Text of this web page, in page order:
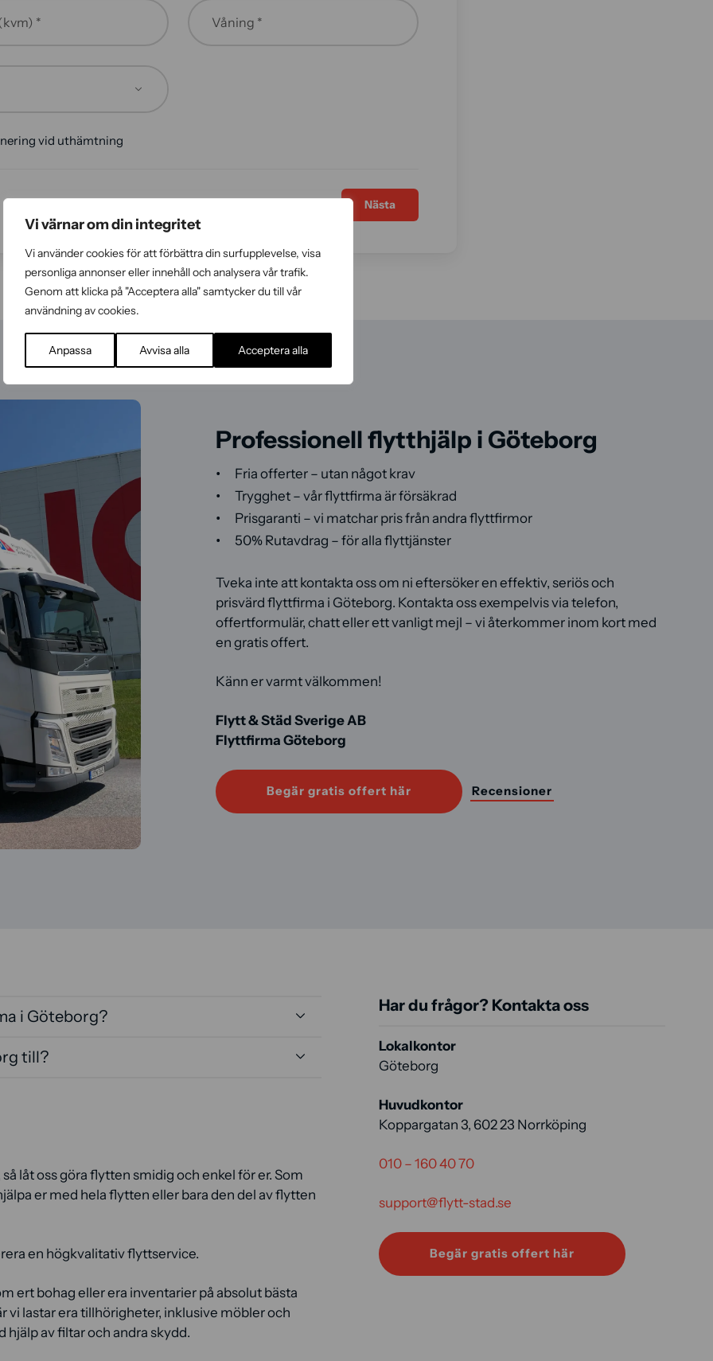
Vi värnar om din integritet
Vi använder cookies för att förbättra din surfupplevelse, visa
personliga annonser eller innehåll och analysera vår trafik.
Genom att klicka på "Acceptera alla" samtycker du till vår
användning av cookies.
Anpassa Avvisa alla Acceptera alla
* Våning *
vid uthämtning
Nästa
Professionell flytthjälp i Göteborg
Fria offerter – utan något krav
Trygghet – vår flyttfirma är försäkrad
Prisgaranti – vi matchar pris från andra flyttfirmor
50% Rutavdrag – för alla flyttjänster
Tveka inte att kontakta oss om ni eftersöker en effektiv, seriös och
prisvärd flyttfirma i Göteborg. Kontakta oss exempelvis via telefon,
offertformulär, chatt eller ett vanligt mejl – vi återkommer inom kort med
en gratis offert.
Känn er varmt välkommen!
Flytt & Städ Sverige AB
Flyttfirma Göteborg
Begär gratis offert här Recensioner
Har du frågor? Kontakta oss
Lokalkontor
Göteborg
Huvudkontor
Koppargatan 3, 602 23 Norrköping
010 – 160 40 70
support@flytt-stad.se
Begär gratis offert här
i Göteborg?
till?
låt oss göra flytten smidig och enkel för er. Som
er med hela flytten eller bara den del av flytten
en högkvalitativ flyttservice.
ert bohag eller era inventarier på absolut bästa
vi lastar era tillhörigheter, inklusive möbler och
av filtar och andra skydd.